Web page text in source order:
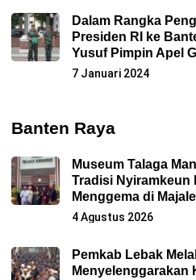
Dalam Rangka
Presiden RI ke
Yusuf Pimpin Apel
7 Januari 2024
Banten Raya
Museum Talaga
Tradisi Nyiramkeun
Menggema di
4 Agustus 2026
Pemkab Lebak
Menyelenggarakan